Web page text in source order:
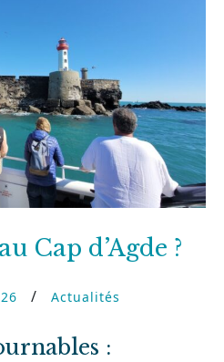
Cap d’Agde ?
Actualités
: